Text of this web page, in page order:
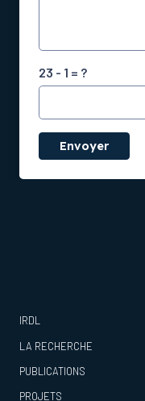
23 - 1 = ?
Envoyer
IRDL
LA RECHERCHE
PUBLICATIONS
PROJETS